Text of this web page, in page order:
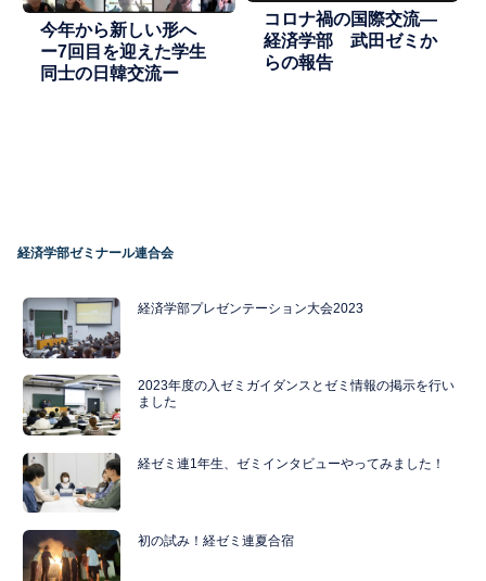
今年から新しい形へ
ー7回目を迎えた学生
同士の日韓交流ー
コロナ禍の国際交流―
経済学部 武田ゼミか
らの報告
経済学部ゼミナール連合会
経済学部プレゼンテーション大会2023
2023年度の入ゼミガイダンスとゼミ情報の掲示を行い
ました
経ゼミ連1年生、ゼミインタビューやってみました！
初の試み！経ゼミ連夏合宿